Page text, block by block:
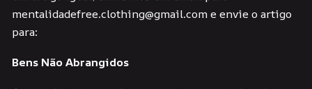
mentalidadefree.clothing@gmail.com e envie o artigo
para:
Bens Não Abrangidos